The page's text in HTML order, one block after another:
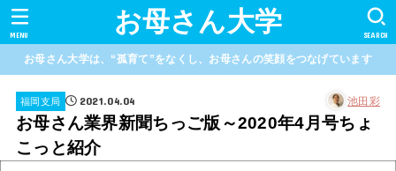
お母さん大学 SEARCH
MENU
お母さん大学は、“孤育て”をなくし、お母さんの笑顔をつなげています
福岡支局 2021.04.04 池田彩
お母さん業界新聞ちっご版～2020年4月号ちょ
こっと紹介